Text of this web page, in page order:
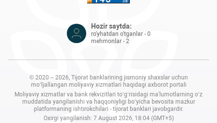
Hozir saytda:
ro'yhatdan o'tganlar - 0
mehmonlar - 2
© 2020 – 2026, Tijorat banklarining jismoniy shaxslar uchun
mo‘ljallangan moliyaviy xizmatlari haqidagi axborot portali
Moliyaviy xizmatlar va bank rekvizitlari to‘g‘risidagi ma'lumotlarning o‘z
muddatida yangilanishi va haqqoniyligi bo‘yicha bevosita mazkur
platformaning ishtirokchilari - tijorat banklari javobgardir.
Oxirgi yangilanish: 7 August 2026, 18:04 (GMT+5)